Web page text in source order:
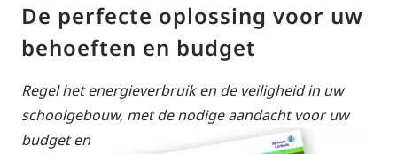
De perfecte oplossing voor uw
behoeften en budget
Regel het energieverbruik en de veiligheid in uw
schoolgebouw, met de nodige aandacht vooruw
budget en